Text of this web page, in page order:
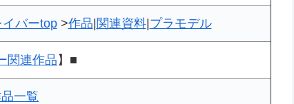
バーtop>作品| 関連資料|プラモデル
関連作品 】■
一覧